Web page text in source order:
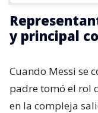
y principal
Cuando Messi se
padre tomó el rol
en la compleja